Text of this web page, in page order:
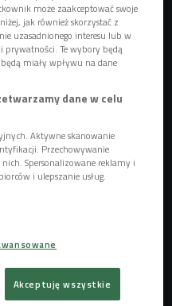
holenderskiego
płyty kwotą 50 tysięcy
piosenkami zyskała
ale też m.in.
nie musiała liczyć na
W wydanie krążka "June"
wytwórnia Haldern
do tej pory swoją twórczość
mówi:
sposobu pracy nad
zagraliśmy,
zapis momentu, lekki i
może zaakceptować swoje
jak również skorzystać z
uzasadnionego interesu lub w
Te wybory będą
miały wpływu na dane
dane w celu
Aktywne skanowanie
Przechowywanie
Spersonalizowane reklamy i
i ulepszanie usług.
Akceptuję wszystkie